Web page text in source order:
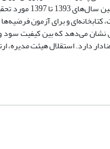
شرکت به‌عنوان
کتابخانه‌ای و برای آزمون
15 استفاده گردید. نتایج پژوهش نشان
دارد. استقلال هیئت